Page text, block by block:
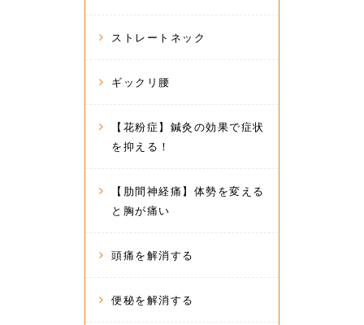
ストレートネック
ギックリ腰
【花粉症】鍼灸の効果で症状
を抑える！
【肋間神経痛】体勢を変える
と胸が痛い
頭痛を解消する
便秘を解消する